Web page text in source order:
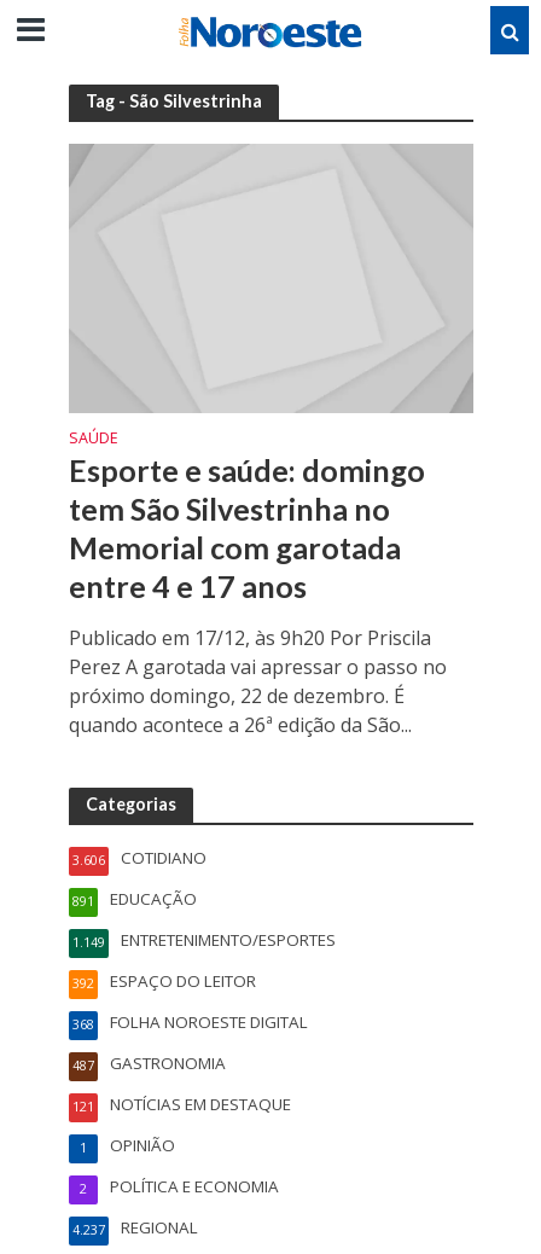
Tag - São Silvestrinha
SAÚDE
Esporte e saúde: domingo
tem São Silvestrinha no
Memorial com garotada
entre 4 e 17 anos
Publicado em 17/12, às 9h20 Por Priscila
Perez A garotada vai apressar o passo no
próximo domingo, 22 de dezembro. É
quando acontece a 26ª edição da São...
Categorias
COTIDIANO
3.606
EDUCAÇÃO
891
ENTRETENIMENTO/ESPORTES
1.149
ESPAÇO DO LEITOR
392
FOLHA NOROESTE DIGITAL
368
GASTRONOMIA
487
NOTÍCIAS EM DESTAQUE
121
OPINIÃO
1
POLÍTICA E ECONOMIA
2
REGIONAL
4.237